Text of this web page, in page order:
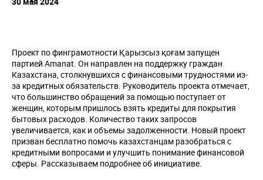
Проект по финграмотности Қарызсыз қоғам запущен
партией Amanat. Он направлен на поддержку граждан
Казахстана, столкнувшихся с финансовыми трудностями из-
за кредитных обязательств. Руководитель проекта отмечает,
что большинство обращений за помощью поступает от
женщин, которым пришлось взять кредиты для покрытия
бытовых расходов. Количество таких запросов
увеличивается, как и объемы задолженности. Новый проект
призван бесплатно помочь казахстанцам разобраться с
кредитными вопросами и улучшить понимание финансовой
сферы. Рассказываем подробнее об инициативе.